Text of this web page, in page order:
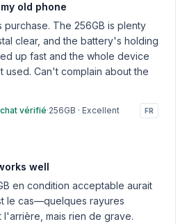
old phone
purchase. The 256GB is plenty
clear, and the battery's holding
up fast and the whole device
used. Can't complain about the
vérifié·256GB · Excellent FR
well
en condition acceptable aurait
le cas—quelques rayures
mais rien de grave.